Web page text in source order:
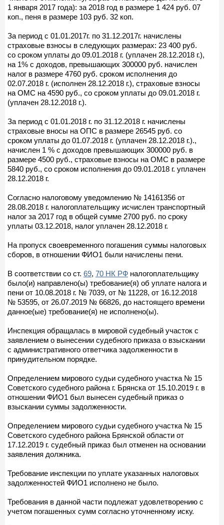
1 января 2017 года): за 2018 год в размере 1 424 руб. 07
коп., пеня в размере 103 руб. 32 коп.
За период с 01.01.2017г. по 31.12.2017г. начислены
страховые взносы в следующих размерах: 23 400 руб.
со сроком уплаты до 09.01.2018 г. (уплачен 28.12.2018 г.),
на 1% с доходов, превышающих 300000 руб. начислен
налог в размере 4760 руб. сроком исполнения до
02.07.2018 г. (исполнен 28.12.2018 г.), страховые взносы
на ОМС на 4590 руб., со сроком уплаты до 09.01.2018 г.
(уплачен 28.12.2018 г.).
За период с 01.01.2018 г. по 31.12.2018 г. начислены
страховые вносы на ОПС в размере 26545 руб. со
сроком уплаты до 01.07.2018 г. (уплачен 28.12.2018 г.).,
начислен 1 % с доходов превышающих 300000 руб. в
размере 4500 руб., страховые взносы на ОМС в размере
5840 руб., со сроком исполнения до 09.01.2018 г. уплачен
28.12.2018 г.
Согласно налоговому уведомлению № 14161356 от
28.08.2018 г. налогоплательщику исчислен транспортный
налог за 2017 год в общей сумме 2700 руб. по сроку
уплаты 03.12.2018, налог уплачен 28.12.2018 г.
На пропуск своевременного погашения суммы налоговых
сборов, в отношении ФИО1 были начислены пени.
В соответствии со ст. 69, 70 НК РФ налогоплательщику
было(и) направлено(ы) требование(я) об уплате налога и
пени от 10.08.2018 г. № 7039, от № 11228, от 16.12.2018
№ 53595, от 26.07.2019 № 66826, до настоящего времени
данное(ые) требование(я) не исполнено(ы).
Инспекция обращалась в мировой судебный участок с
заявлением о вынесении судебного приказа о взыскании
с административного ответчика задолженности в
принудительном порядке.
Определением мирового судьи судебного участка № 15
Советского судебного района г. Брянска от 15.10.2019 г. в
отношении ФИО1 был вынесен судебный приказ о
взыскании суммы задолженности.
Определением мирового судьи судебного участка № 15
Советского судебного района Брянской области от
17.12.2019 г. судебный приказ был отменен на основании
заявления должника.
Требование инспекции по уплате указанных налоговых
задолженностей ФИО1 исполнено не было.
Требования в данной части подлежат удовлетворению с
учетом погашенных сумм согласно уточненному иску.